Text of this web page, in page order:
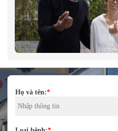
Họ và tên:*